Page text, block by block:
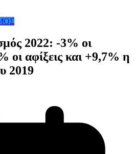
2022: -3% οι
οι αφίξεις και +9,7% η
2019